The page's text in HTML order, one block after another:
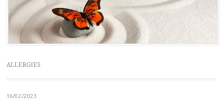
ALLERGIES
16/02/2023